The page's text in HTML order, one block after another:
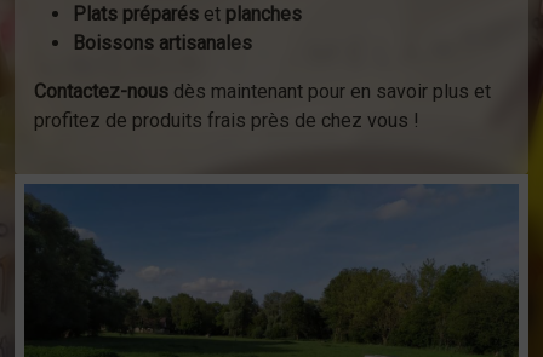
Plats préparés et planches
Boissons artisanales
Contactez-nous dès maintenant pour en savoir plus et
profitez de produits frais près de chez vous !